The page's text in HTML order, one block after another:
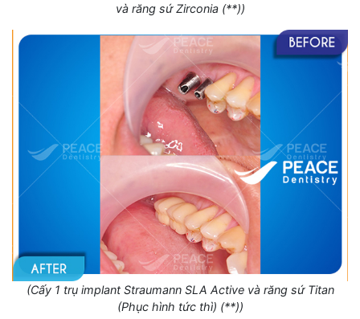
và răng sứ Zirconia (**))
(Cấy 1 trụ implant Straumann SLA Active và răng sứ Titan
(Phục hình tức thì) (**))